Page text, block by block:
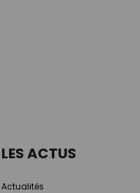
LES ACTUS
Actualités